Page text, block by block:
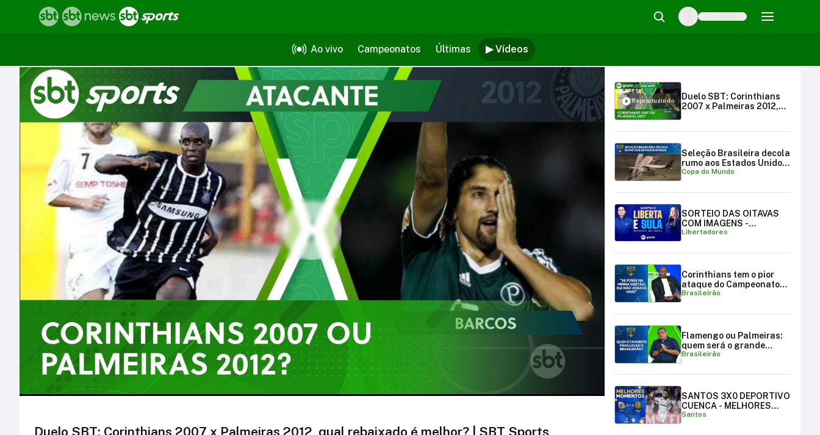
Ao vivo Campeonatos Últimas ▶ Vídeos
Vídeos
Duelo SBT: Corinthians 2007 x Palmeiras 2012, qual rebaixado é melhor? | SBT Sports
Reproduzindo
Duelo SBT: Corinthians
2007 x Palmeiras 2012,
Seleção Brasileira decola
rumo aos Estados Unidos
para a Copa do Mundo
Copa do Mundo
SORTEIO DAS OITAVAS
COM IMAGENS -
LIBERTADORES E
Libertadores
Corinthians tem o pior
ataque do Campeonato
Brasileiro
Brasileirão
Flamengo ou Palmeiras:
quem será o grande
campeão brasileiro?
Brasileirão
SANTOS 3X0 DEPORTIVO
CUENCA - MELHORES
MOMENTOS
Santos